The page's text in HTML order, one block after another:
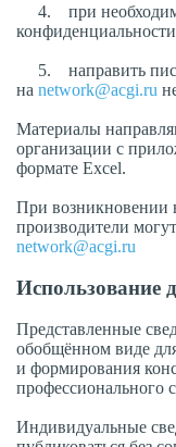
4. при
5. направить
на network@acgi.ru
Материалы
организации с
формате Excel.
При возникновении
производители
network@acgi.ru
Использование
Представленные
обобщённом виде
и формирования
профессионального
Индивидуальные